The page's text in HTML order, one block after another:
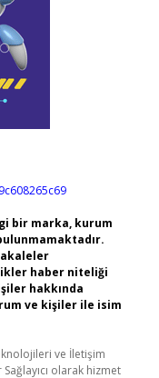
bir marka, kurum
haber niteliği
hakkında
ve kişiler ile isim
ve İletişim
olarak hizmet